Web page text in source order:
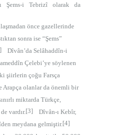
Şems-i Tebrizî olarak da
önce gazellerinde
sonra ise “Şems”
Dîvân’da Selâhaddîn-i
Çelebi’ye söylenen
şiirlerin çoğu Farsça
Arapça olanlar da önemli bir
miktarda Türkçe,
vardır.[3]
Dîvân-ı Kebîr,
meydana gelmiştir.[4]